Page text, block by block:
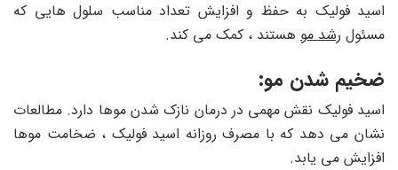
اسید فولیک به حفظ و افزایش تعداد مناسب سلول هایی که
مسئول رشد مو هستند ، کمک می کند.
ضخیم شدن مو:
اسید فولیک نقش مهمی در درمان نازک شدن موها دارد. مطالعات
نشان می دهد که با مصرف روزانه اسید فولیک ، ضخامت موها
افزایش می یابد.